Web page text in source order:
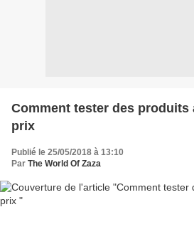
Comment tester des produits
prix
Publié le 25/05/2018 à 13:10
Par The World Of Zaza